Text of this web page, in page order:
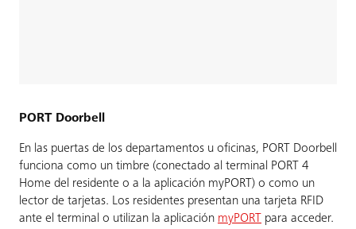
PORT Doorbell
En las puertas de los departamentos u oficinas, PORT Doorbell
funciona como un timbre (conectado al terminal PORT 4
Home del residente o a la aplicación myPORT) o como un
lector de tarjetas. Los residentes presentan una tarjeta RFID
ante el terminal o utilizan la aplicación myPORT
para acceder.